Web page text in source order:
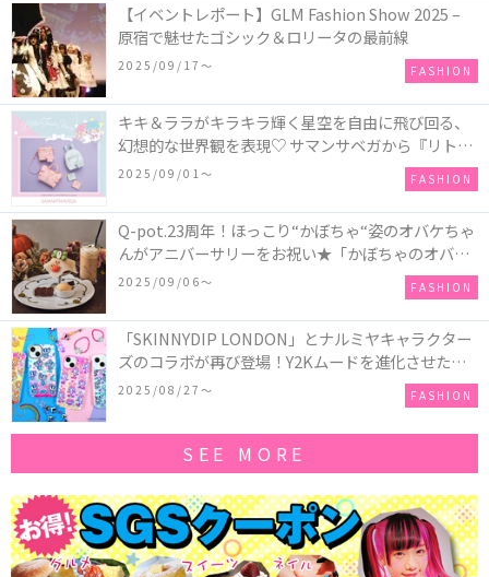
【イベントレポート】GLM Fashion Show 2025 –
原宿で魅せたゴシック＆ロリータの最前線
2025/09/17〜 FASHION
キキ＆ララがキラキラ輝く星空を自由に飛び回る、
幻想的な世界観を表現♡ サマンサベガから『リトル
ツインスターズ』50周年アニバーサリーイヤー』を
2025/09/01〜 FASHION
Q-pot.23周年！ほっこり“かぼちゃ“姿のオバケちゃ
んがアニバーサリーをお祝い★「かぼちゃのオバケ
ーキアクセサリー」が新発売！Q-pot CAFE.では
「かぼちゃのオバケーキプレート」も登場
2025/09/06〜 FASHION
「SKINNYDIP LONDON」とナルミヤキャラクター
ズのコラボが再び登場！Y2Kムードを進化させた新
作コレクションを発売♪
2025/08/27〜 FASHION
SEE MORE